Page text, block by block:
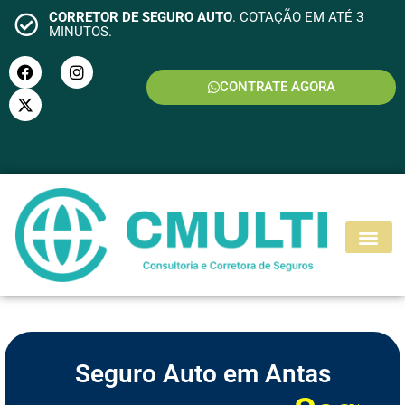
CORRETOR DE SEGURO AUTO. COTAÇÃO EM ATÉ 3
MINUTOS.
CONTRATE AGORA
SEGURO MOTO
Seguro Auto em Antas